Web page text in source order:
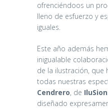
ofrenciéndoos un
lleno de esfuerzo y
iguales.
Este año además
inigualable
de la ilustración, que
todas nuestras
Cendrero, de
diseñado